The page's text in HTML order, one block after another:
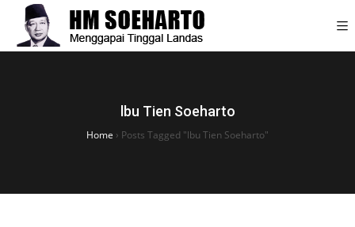
lbu Tien Soeharto
Home › Posts Tagged "lbu Tien Soeharto"